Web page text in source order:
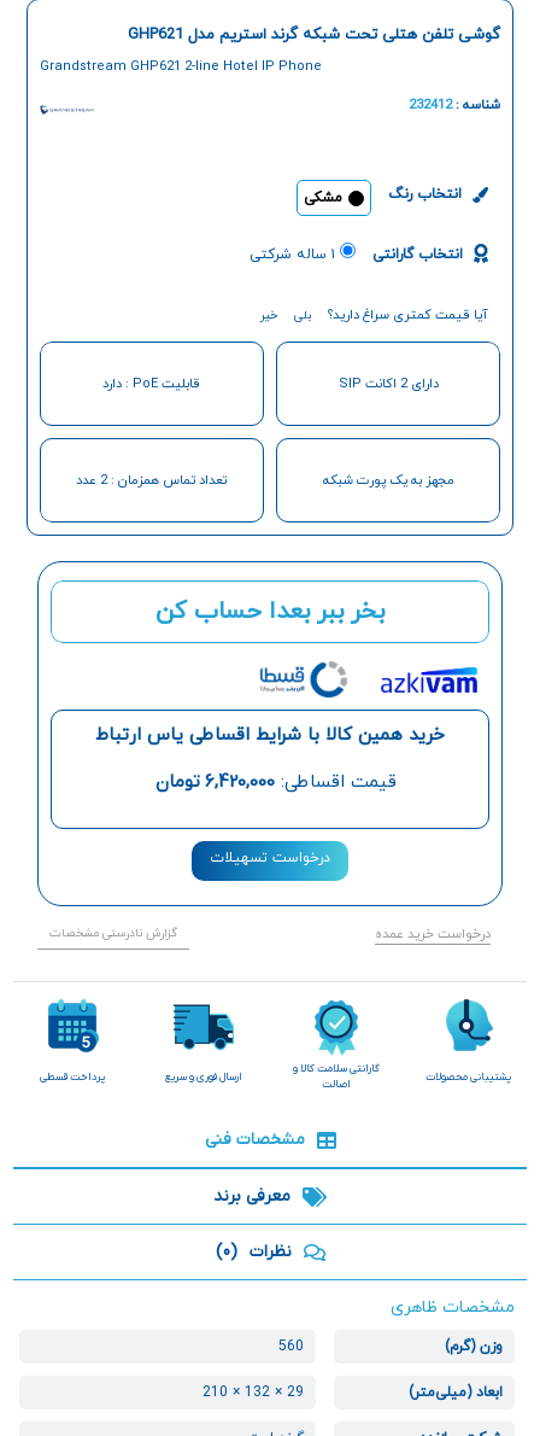
بخر ببر بعدا حساب کن
خرید همین کالا با شرایط اقساطی یاس ارتباط
قیمت اقساطی: 6,420,000 تومان
درخواست تسهیلات
درخواست خرید عمده گزارش نادرستی مشخصات
گوشی تلفن هتلی تحت شبکه گرند استریم مدل GHP621
Grandstream GHP621 2-line Hotel IP Phone
شناسه :232412
انتخاب رنگ مشکی
انتخاب گارانتی ۱ ساله شرکتی
آیا قیمت کمتری سراغ دارید؟ بلی خیر
دارای 2 اکانت SIP قابلیت PoE : دارد
مجهز به یک پورت شبکه تعداد تماس همزمان : 2 عدد
پشتیبانی محصولات
گارانتی سلامت کالا و
اصالت
ارسال فوری و سریع پرداخت قسطی
مشخصات فنی
معرفی برند
نظرات (0)
مشخصات ظاهری
وزن (گرم) 560
ابعاد (میلی‌متر) 29 × 132 × 210